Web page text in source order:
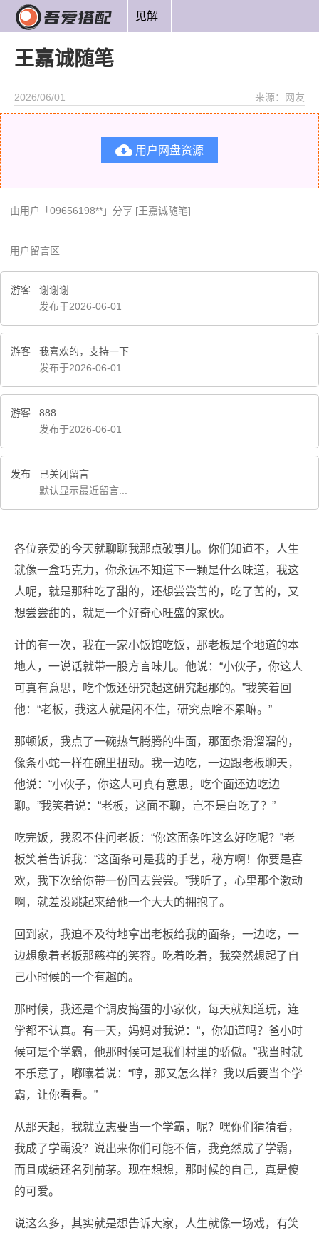
见解
王嘉诚随笔
2026/06/01 来源：网友
 用户网盘资源
由用户「09656198**」分享 [王嘉诚随笔]
用户留言区
游客
谢谢谢
发布于2026-06-01
游客
我喜欢的，支持一下
发布于2026-06-01
游客
888
发布于2026-06-01
发布
已关闭留言
默认显示最近留言...
各位亲爱的今天就聊聊我那点破事儿。你们知道不，人生
就像一盒巧克力，你永远不知道下一颗是什么味道，我这
人呢，就是那种吃了甜的，还想尝尝苦的，吃了苦的，又
想尝尝甜的，就是一个好奇心旺盛的家伙。
计的有一次，我在一家小饭馆吃饭，那老板是个地道的本
地人，一说话就带一股方言味儿。他说：“小伙子，你这人
可真有意思，吃个饭还研究起这研究起那的。”我笑着回
他：“老板，我这人就是闲不住，研究点啥不累嘛。”
那顿饭，我点了一碗热气腾腾的牛面，那面条滑溜溜的，
像条小蛇一样在碗里扭动。我一边吃，一边跟老板聊天，
他说：“小伙子，你这人可真有意思，吃个面还边吃边
聊。”我笑着说：“老板，这面不聊，岂不是白吃了？”
吃完饭，我忍不住问老板：“你这面条咋这么好吃呢？”老
板笑着告诉我：“这面条可是我的手艺，秘方啊！你要是喜
欢，我下次给你带一份回去尝尝。”我听了，心里那个激动
啊，就差没跳起来给他一个大大的拥抱了。
回到家，我迫不及待地拿出老板给我的面条，一边吃，一
边想象着老板那慈祥的笑容。吃着吃着，我突然想起了自
己小时候的一个有趣的。
那时候，我还是个调皮捣蛋的小家伙，每天就知道玩，连
学都不认真。有一天，妈妈对我说：“，你知道吗？爸小时
候可是个学霸，他那时候可是我们村里的骄傲。”我当时就
不乐意了，嘟囔着说：“哼，那又怎么样？我以后要当个学
霸，让你看看。”
从那天起，我就立志要当一个学霸，呢？嘿你们猜猜看，
我成了学霸没？说出来你们可能不信，我竟然成了学霸，
而且成绩还名列前茅。现在想想，那时候的自己，真是傻
的可爱。
说这么多，其实就是想告诉大家，人生就像一场戏，有笑